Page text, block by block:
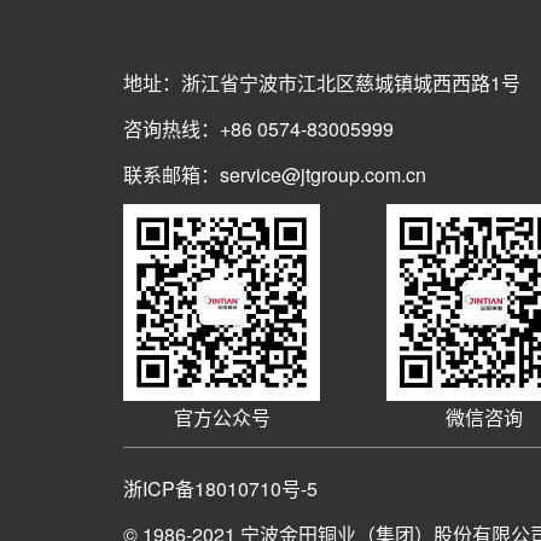
地址：浙江省宁波市江北区慈城镇城西西路1号
咨询热线：+86 0574-83005999
联系邮箱：service@jtgroup.com.cn
官方公众号 微信咨询
浙ICP备18010710号-5
© 1986-2021 宁波金田铜业（集团）股份有限公